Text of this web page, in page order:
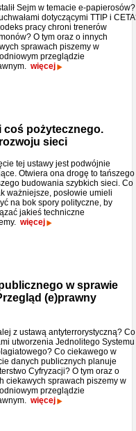
Sejm w temacie e-papierosów?
dotyczącymi TTIP i
pracy chroni trenerów
O tym oraz o innych
sprawach piszemy w
przeglądzie
więcej
coś pożytecznego.
sieci
tej ustawy jest podwójnie
Otwiera ona drogę to tańszego
budowania szybkich sieci. Co
ważniejsze, posłowie umieli
na bok spory polityczne, by
jakieś techniczne
więcej
w sprawie
(e)prawny
z ustawą antyterrorystyczną?
utworzenia Jednolitego Systemu
Co ciekawego w
danych publicznych planuje
Cyfryzacji? O tym oraz o
ciekawych sprawach piszemy w
przeglądzie
więcej